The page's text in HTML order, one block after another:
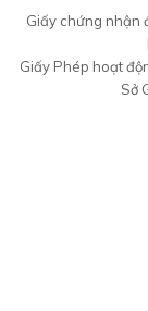
Giấy chứng nhận
Giấy Phép hoạt
Sở